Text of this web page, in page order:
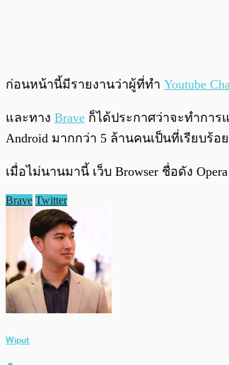
ก่อนหน้านี้มีรายงานว่าผู้ที่ทำ Youtube
และทาง Brave ก็ได้ประกาศว่าจะทำกา
Android มากกว่า 5 ล้านคนเป็นที่เรียบร้อ
เมื่อไม่นานมานี้ เว็บ Browser ชื่อดัง
Brave Twitter
Wiput